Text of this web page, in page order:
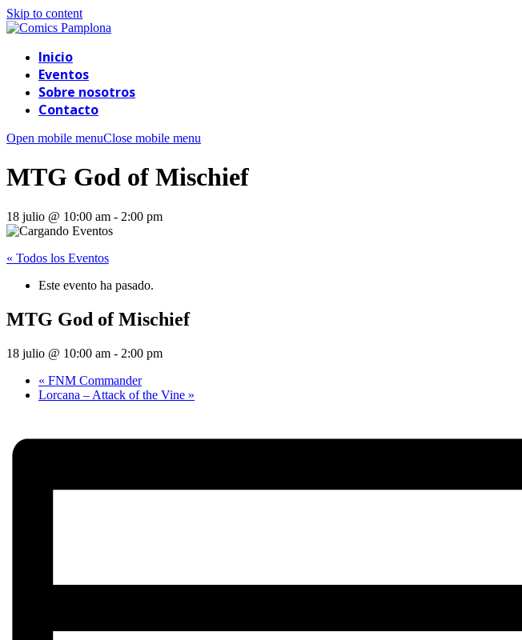
Skip to content
Inicio
Eventos
Sobre nosotros
Contacto
Open mobile menuClose mobile menu
MTG God of Mischief
18 julio @ 10:00 am - 2:00 pm
« Todos los Eventos
Este evento ha pasado.
MTG God of Mischief
18 julio @ 10:00 am - 2:00 pm
« FNM Commander
Lorcana – Attack of the Vine »